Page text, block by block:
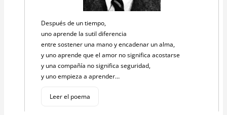
Después de un tiempo,
uno aprende la sutil diferencia
entre sostener una mano y encadenar un alma,
y uno aprende que el amor no significa acostarse
y una compañía no significa seguridad,
y uno empieza a aprender…
Leer el poema